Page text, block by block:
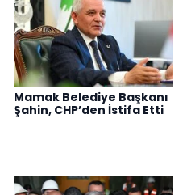
Mamak Belediye Başkanı
Şahin, CHP’den İstifa Etti